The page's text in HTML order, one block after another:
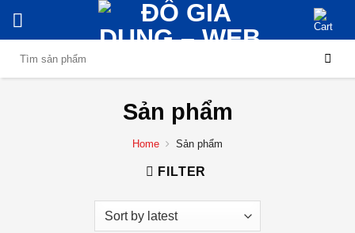
content
Sản phẩm
Home Sản phẩm
FILTER